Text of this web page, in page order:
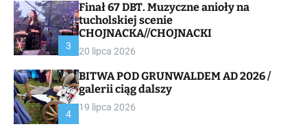
3
Finał 67 DBT. Muzyczne anioły na
tucholskiej scenie
CHOJNACKA//CHOJNACKI
20 lipca 2026
4
BITWA POD GRUNWALDEM AD 2026 /
galerii ciąg dalszy
19 lipca 2026